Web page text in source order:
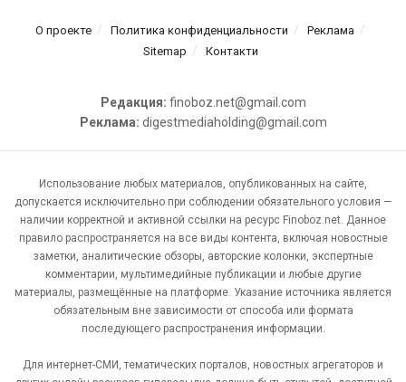
О проекте Политика конфиденциальности
Реклама
Sitemap
Контакти
Редакция: finoboz.net@gmail.com
Реклама: digestmediaholding@gmail.com
Использование любых материалов, опубликованных на сайте,
допускается исключительно при соблюдении обязательного условия —
наличии корректной и активной ссылки на ресурс Finoboz.net. Данное
правило распространяется на все виды контента, включая новостные
заметки, аналитические обзоры, авторские колонки, экспертные
комментарии, мультимедийные публикации и любые другие
материалы, размещённые на платформе. Указание источника является
обязательным вне зависимости от способа или формата
последующего распространения информации.
Для интернет-СМИ, тематических порталов, новостных агрегаторов и